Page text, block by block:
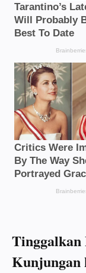
Tinggalkan
Kunjungan